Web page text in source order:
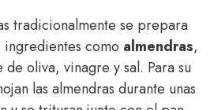
tradicionalmente se prepara
como almendras,
oliva, vinagre y sal. Para su
las almendras durante unas